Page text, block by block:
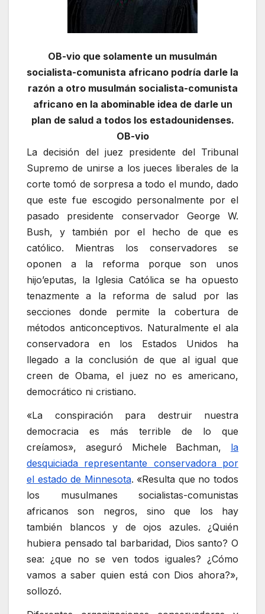
OB-vio que solamente un musulmán
socialista-comunista africano podría darle la
razón a otro musulmán socialista-comunista
africano en la abominable idea de darle un
plan de salud a todos los estadounidenses.
OB-vio
La decisión del juez presidente del Tribunal
Supremo de unirse a los jueces liberales de la
corte tomó de sorpresa a todo el mundo, dado
que este fue escogido personalmente por el
pasado presidente conservador George W.
Bush, y también por el hecho de que es
católico. Mientras los conservadores se
oponen a la reforma porque son unos
hijo’eputas, la Iglesia Católica se ha opuesto
tenazmente a la reforma de salud por las
secciones donde permite la cobertura de
métodos anticonceptivos. Naturalmente el ala
conservadora en los Estados Unidos ha
llegado a la conclusión de que al igual que
creen de Obama, el juez no es americano,
democrático ni cristiano.
«La conspiración para destruir nuestra
democracia es más terrible de lo que
creíamos», aseguró Michele Bachman, la
desquiciada representante conservadora por
el estado de Minnesota. «Resulta que no todos
los musulmanes socialistas-comunistas
africanos son negros, sino que los hay
también blancos y de ojos azules. ¿Quién
hubiera pensado tal barbaridad, Dios santo? O
sea: ¿que no se ven todos iguales? ¿Cómo
vamos a saber quien está con Dios ahora?»,
sollozó.